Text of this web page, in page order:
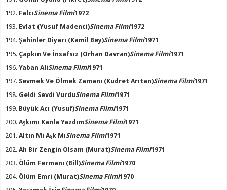
FalcıSinema Filmi1972
Evlat (Yusuf Madenci)Sinema Filmi1972
Şahinler Diyarı (Kamil Bey)Sinema Filmi1971
Çapkın Ve İnsafsız (Orhan Davran)Sinema Filmi1971
Yaban AliSinema Filmi1971
Sevmek Ve Ölmek Zamanı (Kudret Arıtan)Sinema Filmi1971
Geldi Sevdi VurduSinema Filmi1971
Büyük Acı (Yusuf)Sinema Filmi1971
Aşkımı Kanla YazdımSinema Filmi1971
Altın Mı Aşk MıSinema Filmi1971
Ah Bir Zengin Olsam (Murat)Sinema Filmi1971
Ölüm Fermanı (Bill)Sinema Filmi1970
Ölüm Emri (Murat)Sinema Filmi1970